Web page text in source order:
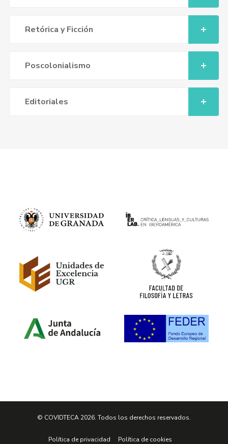
Retórica y Ficción
Poscolonialismo
Editoriales
© COVIDTECA 2026. Todos los derechos reservados.
Política de privacidad Política de cookies